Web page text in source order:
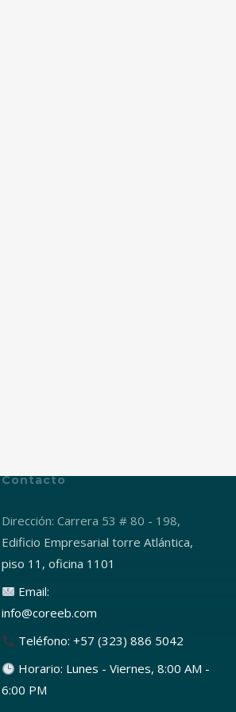
Contacto
Dirección: Carrera 53 # 80 - 198,
Edificio Empresarial torre Atlántica,
piso 11, oficina 1101
Email:
info@coreeb.com
Teléfono: +57 (323) 886 5042
Horario: Lunes - Viernes, 8:00 AM -
6:00 PM